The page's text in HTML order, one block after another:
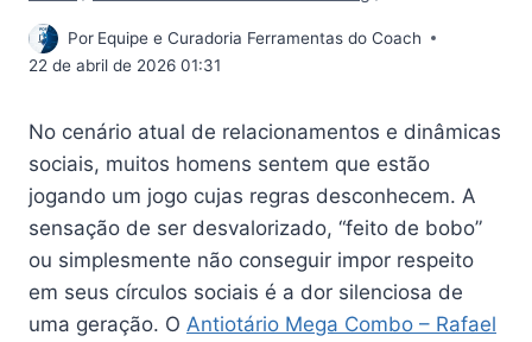
Por Equipe e Curadoria Ferramentas do Coach
22 de abril de 2026 01:31
No cenário atual de relacionamentos e dinâmicas
sociais, muitos homens sentem que estão
jogando um jogo cujas regras desconhecem. A
sensação de ser desvalorizado, “feito de bobo”
ou simplesmente não conseguir impor respeito
em seus círculos sociais é a dor silenciosa de
uma geração. O Antiotário Mega Combo – Rafael